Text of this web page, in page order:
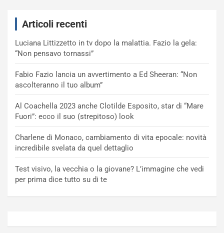
Articoli recenti
Luciana Littizzetto in tv dopo la malattia. Fazio la gela:
“Non pensavo tornassi”
Fabio Fazio lancia un avvertimento a Ed Sheeran: “Non
ascolteranno il tuo album”
Al Coachella 2023 anche Clotilde Esposito, star di “Mare
Fuori”: ecco il suo (strepitoso) look
Charlene di Monaco, cambiamento di vita epocale: novità
incredibile svelata da quel dettaglio
Test visivo, la vecchia o la giovane? L’immagine che vedi
per prima dice tutto su di te